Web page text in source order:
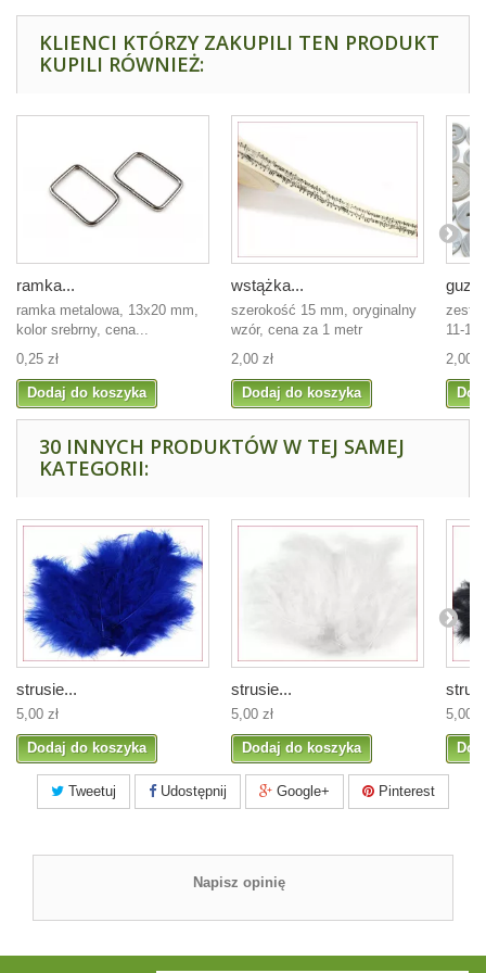
KLIENCI KTÓRZY ZAKUPILI TEN PRODUKT
KUPILI RÓWNIEŻ:
ramka...
ramka metalowa, 13x20 mm,
kolor srebrny, cena...
0,25 zł
Dodaj do koszyka
wstążka...
szerokość 15 mm, oryginalny
wzór, cena za 1 metr
2,00 zł
Dodaj do koszyka
11-
2,00
30 INNYCH PRODUKTÓW W TEJ SAMEJ
KATEGORII:
strusie...
5,00 zł
Dodaj do koszyka
strusie...
5,00 zł
Dodaj do koszyka
5,00
Tweetuj Udostępnij Google+ Pinterest
Napisz opinię